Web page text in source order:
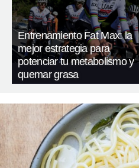
Entrenamiento Fat Max: la
mejor estrategia para
potenciar tu metabolismo y
quemar grasa